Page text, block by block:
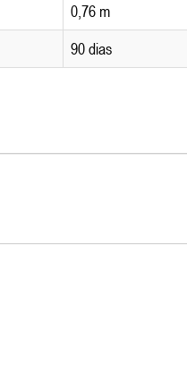
0,76 m
90 dias